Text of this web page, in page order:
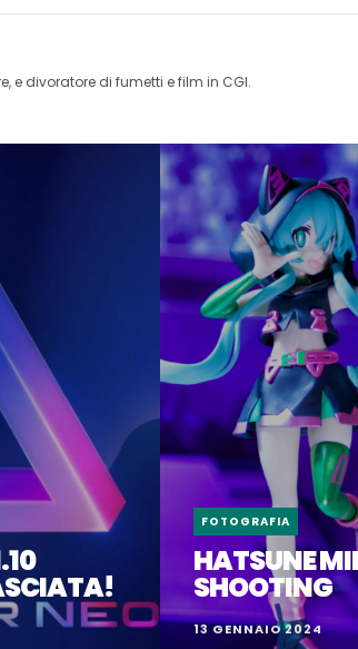
e divoratore di fumetti e film in CGI.
FOTOGRAFIA
HATSUNE
SHOOTING
13 GENNAIO 2024